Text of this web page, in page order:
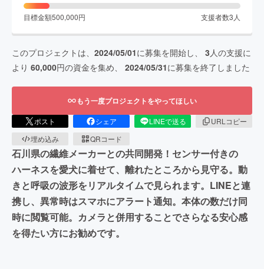
目標金額500,000円 支援者数3 人
このプロジェクトは、 2024/05/01に募集を開始し、 3 人の支援に
より 60,000円の資金を集め、 2024/05/31に募集を終了しました
もう一度プロジェクトをやってほしい
ポスト シェア LINEで送る
URLコピー
埋め込み
QRコード
石川県の繊維メーカーとの共同開発！センサー付きの
ハーネスを愛犬に着せて、離れたところから見守る。動
きと呼吸の波形をリアルタイムで見られます。LINEと連
携し、異常時はスマホにアラート通知。本体の数だけ同
時に閲覧可能。カメラと併用することでさらなる安心感
を得たい方にお勧めです。